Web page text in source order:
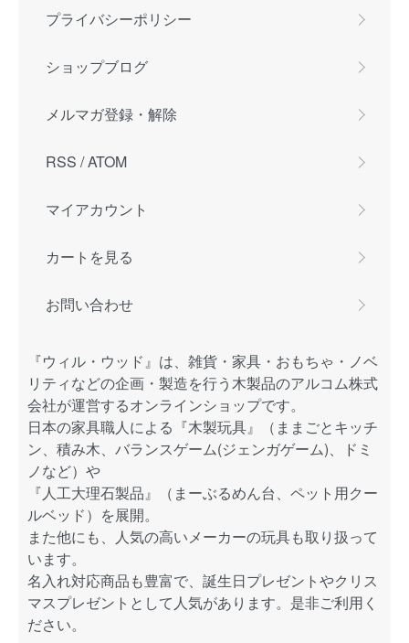
プライバシーポリシー
ショップブログ
メルマガ登録・解除
RSS /ATOM
マイアカウント
カートを見る
お問い合わせ
『ウィル・ウッド』は、雑貨・家具・おもちゃ・ノベ
リティなどの企画・製造を行う木製品のアルコム株式
会社が運営するオンラインショップです。
日本の家具職人による『木製玩具』（ままごとキッチ
ン、積み木、バランスゲーム(ジェンガゲーム)、ドミ
ノなど）や
『人工大理石製品』（まーぶるめん台、ペット用クー
ルベッド）を展開。
また他にも、人気の高いメーカーの玩具も取り扱って
います。
名入れ対応商品も豊富で、誕生日プレゼントやクリス
マスプレゼントとして人気があります。是非ご利用く
ださい。